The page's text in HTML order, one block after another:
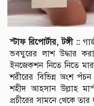
স্টাফ রিপোর্টার, টঙ্গী ::
ভবঘুরের লাশ উদ্ধার
ইনজেকশন নিতে নিতে
শরীরের বিভিন্ন অংশ
শহীদ আহসান উল্লাহ
প্রচীরের সামনে থেকে তার